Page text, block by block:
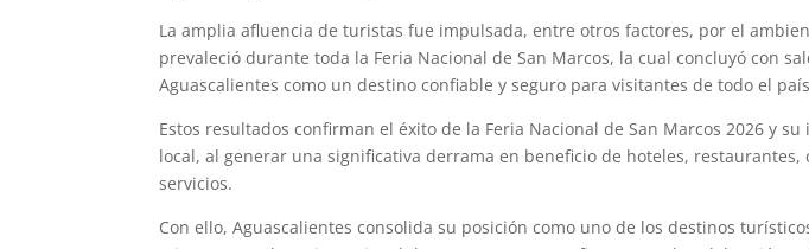
La amplia afluencia de turistas fue impulsada, entre otros factores, por el
prevaleció durante toda la Feria Nacional de San Marcos, la cual concluyó con
Aguascalientes como un destino confiable y seguro para visitantes de todo el
Estos resultados confirman el éxito de la Feria Nacional de San Marcos 2026 y
local, al generar una significativa derrama en beneficio de hoteles, restaurantes,
servicios.
Con ello, Aguascalientes consolida su posición como uno de los destinos